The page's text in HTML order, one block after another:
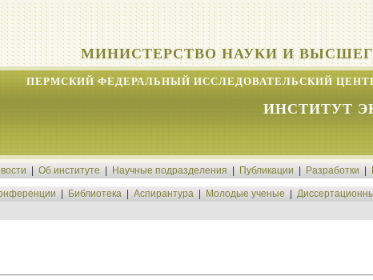
МИНИСТЕРСТВО НАУКИ И
ПЕРМСКИЙ ФЕДЕРАЛЬНЫЙ ИССЛЕДОВАТЕЛЬСКИЙ
ИНСТИТУТ
Об институте Научные подразделения Публикации Разработки
Библиотека Аспирантура Молодые ученые